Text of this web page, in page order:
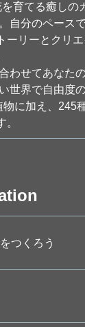
つくろう
育てる癒しの
自分のペース
ーリーとクリ
わせてあなた
世界で自由度
に加え、245